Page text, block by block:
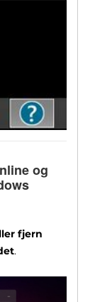
og
fjern
.